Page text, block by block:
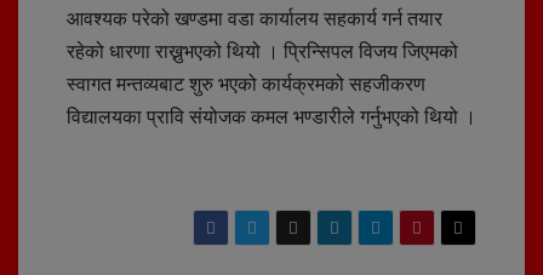
आवश्यक परेको खण्डमा वडा कार्यालय सहकार्य गर्न तयार
रहेको धारणा राख्नुभएको थियो । प्रिन्सिपल विजय जिएमको
स्वागत मन्तव्यबाट शुरु भएको कार्यक्रमको सहजीकरण
विद्यालयका प्रावि संयोजक कमल भण्डारीले गर्नुभएको थियो ।